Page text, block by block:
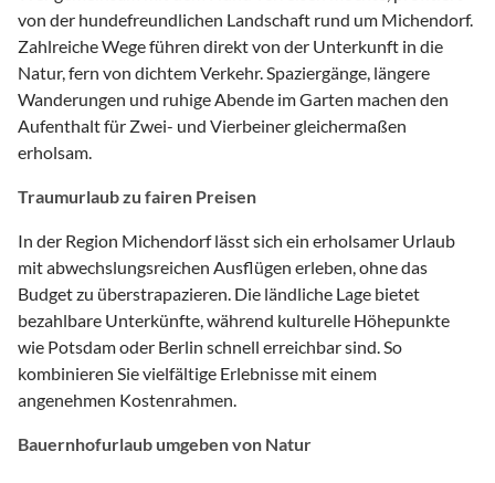
von der hundefreundlichen Landschaft rund um Michendorf.
Zahlreiche Wege führen direkt von der Unterkunft in die
Natur, fern von dichtem Verkehr. Spaziergänge, längere
Wanderungen und ruhige Abende im Garten machen den
Aufenthalt für Zwei- und Vierbeiner gleichermaßen
erholsam.
Traumurlaub zu fairen Preisen
In der Region Michendorf lässt sich ein erholsamer Urlaub
mit abwechslungsreichen Ausflügen erleben, ohne das
Budget zu überstrapazieren. Die ländliche Lage bietet
bezahlbare Unterkünfte, während kulturelle Höhepunkte
wie Potsdam oder Berlin schnell erreichbar sind. So
kombinieren Sie vielfältige Erlebnisse mit einem
angenehmen Kostenrahmen.
Bauernhofurlaub umgeben von Natur